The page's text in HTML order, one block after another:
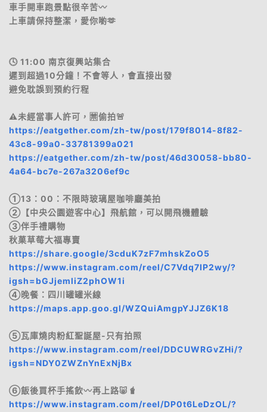
車手開車跑景點很辛苦〰️
上車請保持整潔，愛你喲🫶
🕓 11:00 南京復興站集合
遲到超過10分鐘！不會等人，會直接出發
避免耽誤到預約行程
⚠️未經當事人許可，🈲偷拍🚨
https://eatgether.com/zh-tw/post/179f8014-8f82-
43c8-99a0-33781399a021
https://eatgether.com/zh-tw/post/46d30058-bb80-
4a64-bc7e-267a3206ef9c
①13：00：不限時玻璃屋咖啡廳美拍
②【中央公園遊客中心】飛航館，可以開飛機體驗
③伴手禮購物
秋菓草莓大福專賣
https://share.google/3cduK7zF7mhskZoO5
https://www.instagram.com/reel/C7Vdq7IP2wy/?
igsh=bGJjemliZ2phOW1i
④晚餐：四川罐罐米線
https://maps.app.goo.gl/WZQuiAmgpYJJZ6K18
⑤瓦庫燒肉粉紅聖誕屋-只有拍照
https://www.instagram.com/reel/DDCUWRGvZHi/?
igsh=NDY0ZWZnYnExNjBx
⑥飯後買杯手搖飲〰️再上路🐷🧋
https://www.instagram.com/reel/DP0t6LeDzOL/?